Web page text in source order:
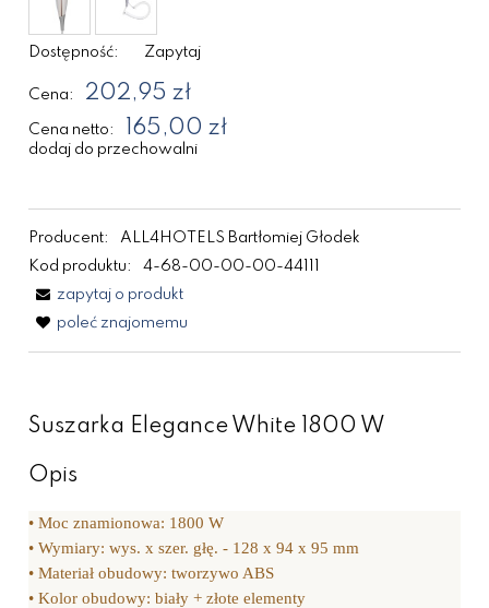
Dostępność: Zapytaj
Cena: 202,95 zł
Cena netto: 165,00 zł
dodaj do przechowalni
Producent:
ALL4HOTELS Bartłomiej Głodek
Kod produktu:
4-68-00-00-00-44111
zapytaj o produkt
poleć znajomemu
Suszarka Elegance White 1800 W
Opis
• Moc znamionowa: 1800 W
• Wymiary: wys. x szer. głę. - 128 x 94 x 95 mm
• Materiał obudowy: tworzywo ABS
• Kolor obudowy: biały + złote elementy